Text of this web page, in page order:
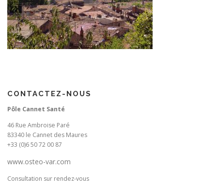
CONTACTEZ-NOUS
Pôle Cannet Santé
46 Rue Ambroise Paré
83340 le Cannet des Maures
+33 (0)6 50 72 00 87
www.osteo-var.com
Consultation sur rendez-vous